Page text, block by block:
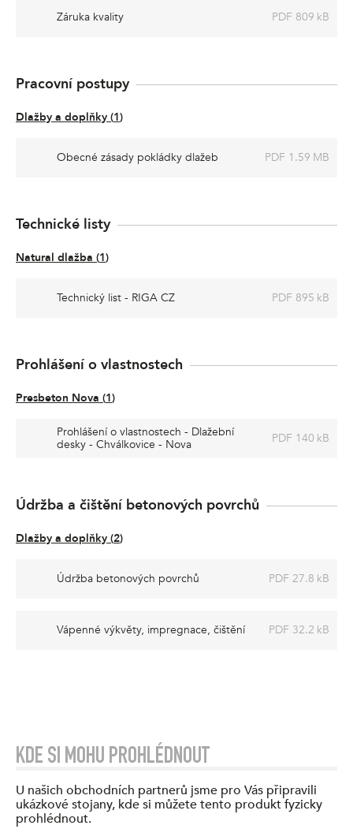
Záruka kvality PDF 809 kB
Pracovní postupy
Dlažby a doplňky (1)
Obecné zásady pokládky dlažeb PDF 1.59 MB
Technické listy
Natural dlažba (1)
Technický list - RIGA CZ PDF 895 kB
Prohlášení o vlastnostech
Presbeton Nova (1)
Prohlášení o vlastnostech - Dlažební
desky - Chválkovice - Nova
PDF 140 kB
Údržba a čištění betonových povrchů
Dlažby a doplňky (2)
Údržba betonových povrchů PDF 27.8 kB
Vápenné výkvěty, impregnace, čištění PDF 32.2 kB
KDE SI MOHU PROHLÉDNOUT
U našich obchodních partnerů jsme pro Vás připravili
ukázkové stojany, kde si můžete tento produkt fyzicky
prohlédnout.